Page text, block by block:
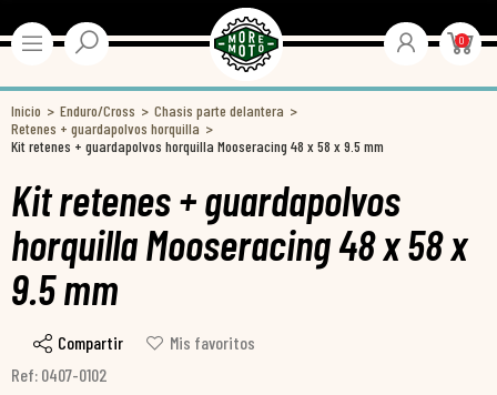
0
Inicio Enduro/Cross
Chasis parte delantera
Retenes + guardapolvos horquilla
Kit retenes + guardapolvos horquilla Mooseracing 48 x 58 x 9.5 mm
Kit retenes + guardapolvos
horquilla Mooseracing 48 x 58 x
9.5 mm
Compartir
Mis favoritos
Ref: 0407-0102